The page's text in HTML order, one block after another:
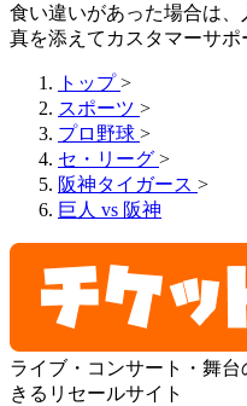
食い違いがあった場合は
真を添えてカスタマーサポ
トップ >
スポーツ >
プロ野球 >
セ・リーグ >
阪神タイガース >
巨人 vs 阪神
ライブ・コンサート・舞
きるリセールサイト